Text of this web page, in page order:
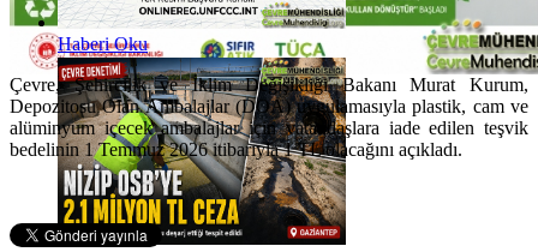
Haberi Oku
Çevre, Şehircilik ve İklim Değişikliği Bakanı Murat Kurum,
Depozitosu Olan Ambalajlar (DOA) uygulamasıyla plastik, cam ve
alüminyum içecek ambalajlar için vatandaşlara iade edilen teşvik
bedelinin 1 Temmuz 2026 itibarıyla 1 TL olacağını açıkladı.